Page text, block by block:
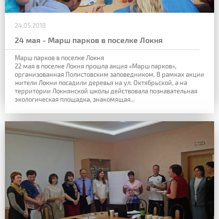
24.05.2018
24 мая - Марш парков в поселке Локня
Марш парков в поселке Локня
22 мая в поселке Локня прошла акция «Марш парков»,
организованная Полистовским заповедником. В рамках акции
жители Локни посадили деревья на ул. Октябрьской, а на
территории Локнянской школы действовала познавательная
экологическая площадка, знакомящая...